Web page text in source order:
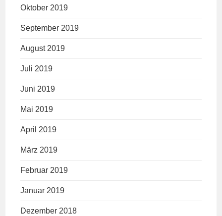
Oktober 2019
September 2019
August 2019
Juli 2019
Juni 2019
Mai 2019
April 2019
März 2019
Februar 2019
Januar 2019
Dezember 2018